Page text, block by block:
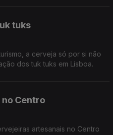
tuks
a cerveja só por si não
dos tuk tuks em Lisboa.
Centro
artesanais no Centro